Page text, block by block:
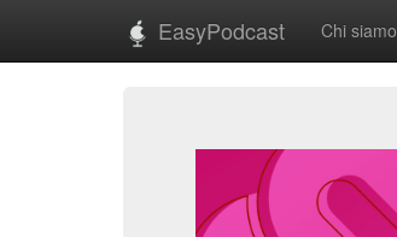
EasyPodcast Chi siamo